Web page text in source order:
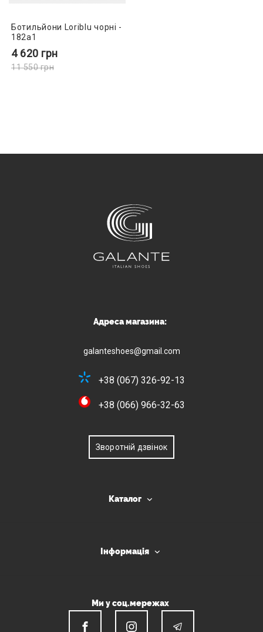
Ботильйони Loriblu чорні -
182a1
4 620 грн
11 550грн
Адреса магазина:
galanteshoes@gmail.com
+38 (067) 326-92-13
+38 (066) 966-32-63
Зворотній дзвінок
Каталог
Інформація
Ми у соц.мережах